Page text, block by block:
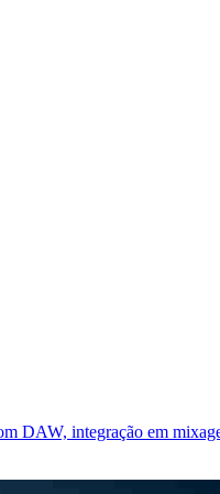
DAW, integração em